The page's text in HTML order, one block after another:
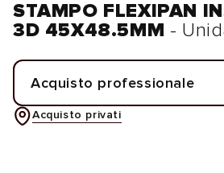
STAMPO FLEXIPAN
3D 45X48.5MM -
Acquisto professionale
Acquisto privati